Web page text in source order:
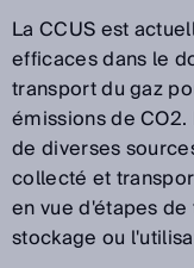
La CCUS est
efficaces dans le
transport du gaz
émissions de
de diverses
collecté et
en vue d'étapes
stockage ou